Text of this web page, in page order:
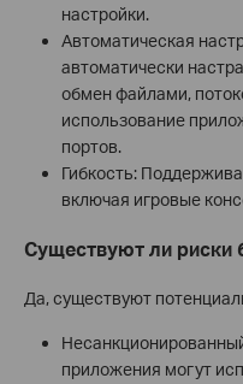
настройки.
Автоматическая
автоматически
обмен файлами,
использование
портов.
Гибкость:
включая игровые
Существуют ли риски
Да, существуют
приложения могут